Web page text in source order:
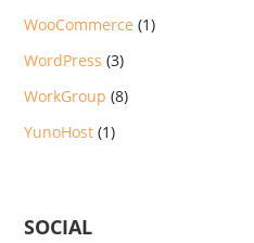
WooCommerce (1)
WordPress (3)
WorkGroup (8)
YunoHost (1)
SOCIAL